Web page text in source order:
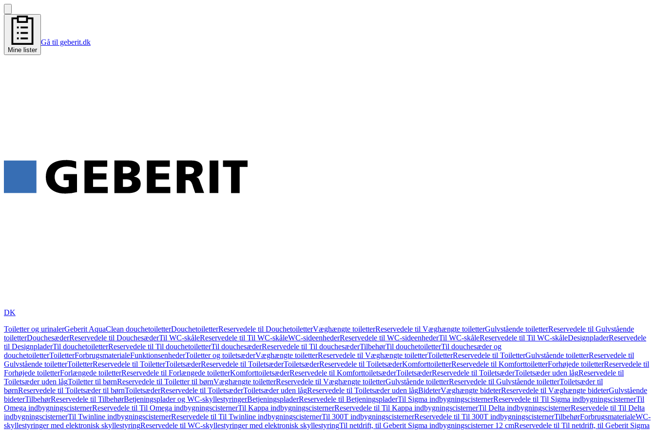
Mine lister
Gå til geberit.dk
DK
Toiletter og urinalerGeberit AquaClean douchetoiletterDouchetoiletterReservedele til DouchetoiletterVæghængte toiletterReservedele til Væghængte toiletterGulvstående toiletterReservedele til Gulvstående
toiletterDouchesæderReservedele til DouchesæderTil WC-skåleReservedele til Til WC-skåleWC-sideenhederReservedele til WC-sideenhederTil WC-skåleReservedele til Til WC-skåleDesignpladerReservedele
til DesignpladerTil douchetoiletterReservedele til Til douchetoiletterTil douchesæderReservedele til Til douchesæderTilbehørTil douchetoiletterTil douchesæder og
douchetoiletterToiletterForbrugsmaterialeFunktionsenhederToiletter og toiletsæderVæghængte toiletterReservedele til Væghængte toiletterToiletterReservedele til ToiletterGulvstående toiletterReservedele til
Gulvstående toiletterToiletterReservedele til ToiletterToiletsæderReservedele til ToiletsæderToiletsæderReservedele til ToiletsæderKomforttoiletterReservedele til KomforttoiletterForhøjede toiletterReservedele til
Forhøjede toiletterForlængede toiletterReservedele til Forlængede toiletterKomforttoiletsæderReservedele til KomforttoiletsæderToiletsæderReservedele til ToiletsæderToiletsæder uden lågReservedele til
Toiletsæder uden lågToiletter til børnReservedele til Toiletter til børnVæghængte toiletterReservedele til Væghængte toiletterGulvstående toiletterReservedele til Gulvstående toiletterToiletsæder til
børnReservedele til Toiletsæder til børnToiletsæderReservedele til ToiletsæderToiletsæder uden lågReservedele til Toiletsæder uden lågBideterVæghængte bideterReservedele til Væghængte bideterGulvstående
bideterTilbehørReservedele til TilbehørBetjeningsplader og WC-skyllestyringerBetjeningspladerReservedele til BetjeningspladerTil Sigma indbygningscisternerReservedele til Til Sigma indbygningscisternerTil
Omega indbygningscisternerReservedele til Til Omega indbygningscisternerTil Kappa indbygningscisternerReservedele til Til Kappa indbygningscisternerTil Delta indbygningscisternerReservedele til Til Delta
indbygningscisternerTil Twinline indbygningscisternerReservedele til Til Twinline indbygningscisternerTil 300T indbygningscisternerReservedele til Til 300T indbygningscisternerTilbehørForbrugsmaterialeWC-
skyllestyringer med elektronisk skyllestyringReservedele til WC-skyllestyringer med elektronisk skyllestyringTil netdrift, til Geberit Sigma indbygningscisterner 12 cmReservedele til Til netdrift, til Geberit Sigma